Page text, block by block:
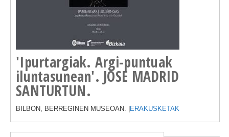
'Ipurtargiak. Argi-puntuak
iluntasunean'. JOSE MADRID
SANTURTUN.
BILBON, BERREGINEN MUSEOAN. | ERAKUSKETAK